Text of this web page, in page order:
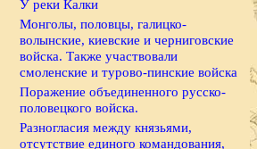
У реки Калки
Монголы, половцы, галицко-
волынские, киевские и черниговские
войска. Также участвовали
смоленские и турово-пинские войска
Поражение объединенного русско-
половецкого войска.
Разногласия между князьями,
отсутствие единого командования,